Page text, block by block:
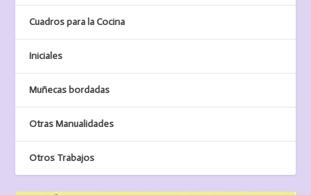
Cuadros para la Cocina
Iniciales
Muñecas bordadas
Otras Manualidades
Otros Trabajos